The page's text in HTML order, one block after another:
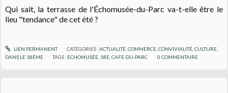
Qui sait, la terrasse de l'Échomusée-du-Parc va-t-elle être le
lieu "tendance" de cet été ?
LIEN PERMANENT CATÉGORIES :ACTUALITÉ, COMMERCE, CONVIVIALITÉ, CULTURE,
DANS LE 18ÈME
TAGS : ECHOMUSÉE 18E ,CAFE-DU-PARC 0 COMMENTAIRE